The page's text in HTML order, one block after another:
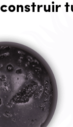
construir